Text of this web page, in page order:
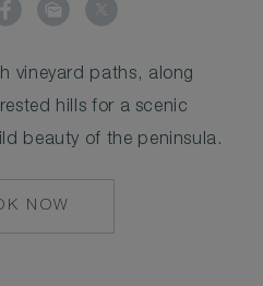
vineyard paths, along
hills for a scenic
beauty of the peninsula.
NOW